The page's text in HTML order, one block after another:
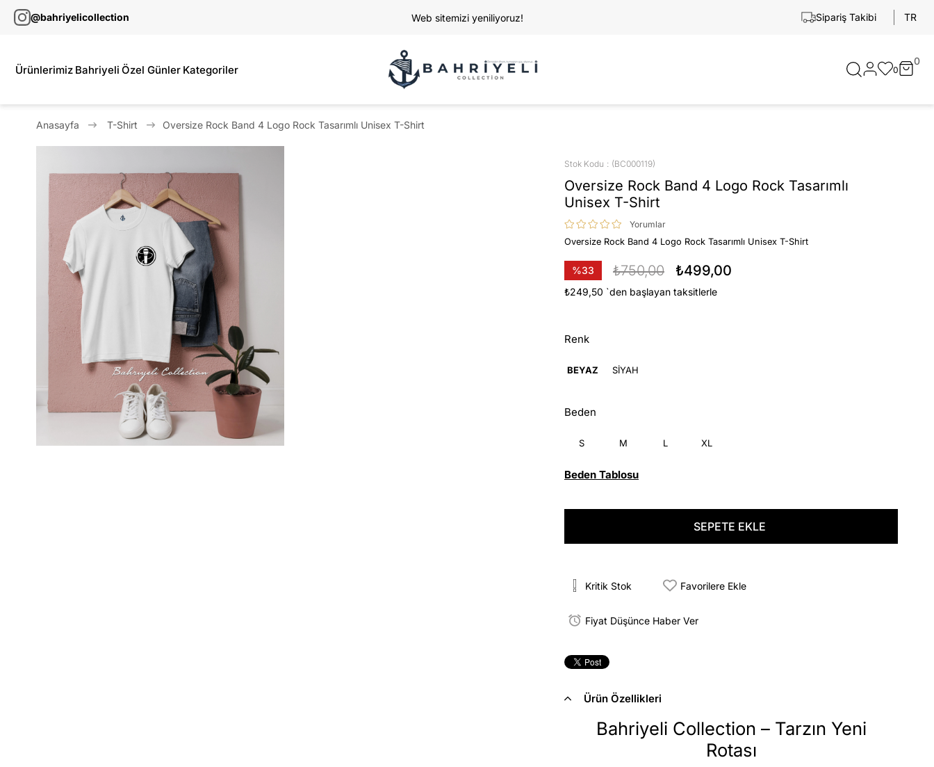
@bahriyelicollection Web sitemizi yeniliyoruz! Sipariş Takibi TR
Ürünlerimiz Bahriyeli Özel Günler Kategoriler 0
0
Anasayfa T-Shirt Oversize Rock Band 4 Logo Rock Tasarımlı Unisex T-Shirt
Stok Kodu (BC000119)
Oversize Rock Band 4 Logo Rock Tasarımlı
Unisex T-Shirt
Yorumlar
Oversize Rock Band 4 Logo Rock Tasarımlı Unisex T-Shirt
%33
İndirim
₺750,00 ₺499,00
₺249,50 `den başlayan taksitlerle
Renk
BEYAZ SİYAH
Beden
S M L XL
Beden Tablosu
Kritik Stok Favorilere Ekle
Fiyat Düşünce Haber Ver
Ürün Özellikleri
Bahriyeli Collection – Tarzın Yeni
Rotası